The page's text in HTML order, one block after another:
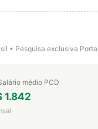
• Pesquisa exclusiva
médio PCD
1.842